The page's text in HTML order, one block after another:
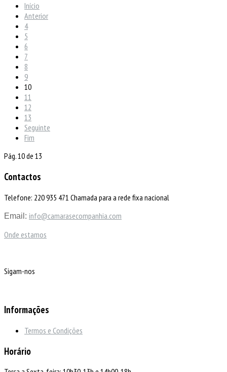
Início
Anterior
4
5
6
7
8
9
10
11
12
13
Seguinte
Fim
Pág. 10 de 13
Contactos
Telefone: 220 935 471 Chamada para a rede fixa nacional
Email: info@camarasecompanhia.com
Onde estamos
Sigam-nos
Informações
Termos e Condições
Horário